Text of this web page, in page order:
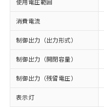
使用電圧範囲
消費電流
制御出力（出力形式）
制御出力（開閉容量）
制御出力（残留電圧）
表示灯